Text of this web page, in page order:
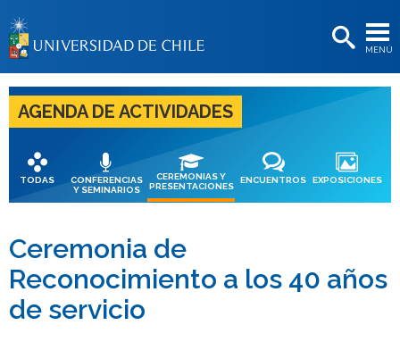
MENÚ
BIBLIOTECAS
LA UNIVERSIDAD
Postulantes
Estudiantes
Académicas/os
Funcionarias/os
Egresadas/os
AGENDA DE ACTIVIDADES
TODAS
CONFERENCIAS
Y SEMINARIOS
CEREMONIAS Y
PRESENTACIONES
ENCUENTROS EXPOSICIONES
Ceremonia de
Reconocimiento a los 40 años
de servicio